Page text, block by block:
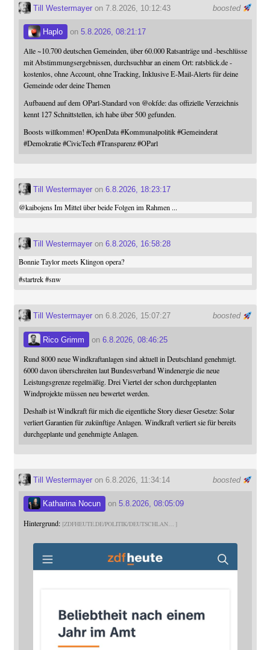
boosted
Till Westermayeron 7.8.2026, 10:12:43
Haplo on 5.8.2026, 08:21:17
Alle ~10.700 deutschen Gemeinden, über 60.000 Ratsanträge und -beschlüsse
mit Abstimmungsergebnissen, durchsuchbar an einem Ort: ratsblick.de -
kostenlos, ohne Account, ohne Tracking, Inklusive E-Mail-Alerts für deine
Gemeinde oder deine Themen
Aufbauend auf dem OParl-Standard von @okfde: das offizielle Verzeichnis
kennt 127 Schnittstellen, ich habe über 500 gefunden.
Boosts willkommen! #OpenData #Kommunalpolitik #Gemeinderat
#Demokratie #CivicTech #Transparenz #OParl
Till Westermayeron 6.8.2026, 18:23:17
@kaibojensIm Mittel über beide Folgen im Rahmen ...
Till Westermayeron 6.8.2026, 16:58:28
Bonnie Taylor meets Klingon opera?
#startrek #snw
boosted
Till Westermayeron 6.8.2026, 15:07:27
Rico Grimm on 6.8.2026, 08:46:25
Rund 8000 neue Windkraftanlagen sind aktuell in Deutschland genehmigt.
6000 davon überschreiten laut Bundesverband Windenergie die neue
Leistungsgrenze regelmäßig. Drei Viertel der schon durchgeplanten
Windprojekte müssen neu bewertet werden.
Deshalb ist Windkraft für mich die eigentliche Story dieser Gesetze: Solar
verliert Garantien für zukünftige Anlagen. Windkraft verliert sie für bereits
durchgeplante und genehmigte Anlagen.
boosted
Till Westermayeron 6.8.2026, 11:34:14
Katharina Nocun on 5.8.2026, 08:05:09
Hintergrund: ZDFHEUTE.DE/POLITIK/DEUTSCHLAN